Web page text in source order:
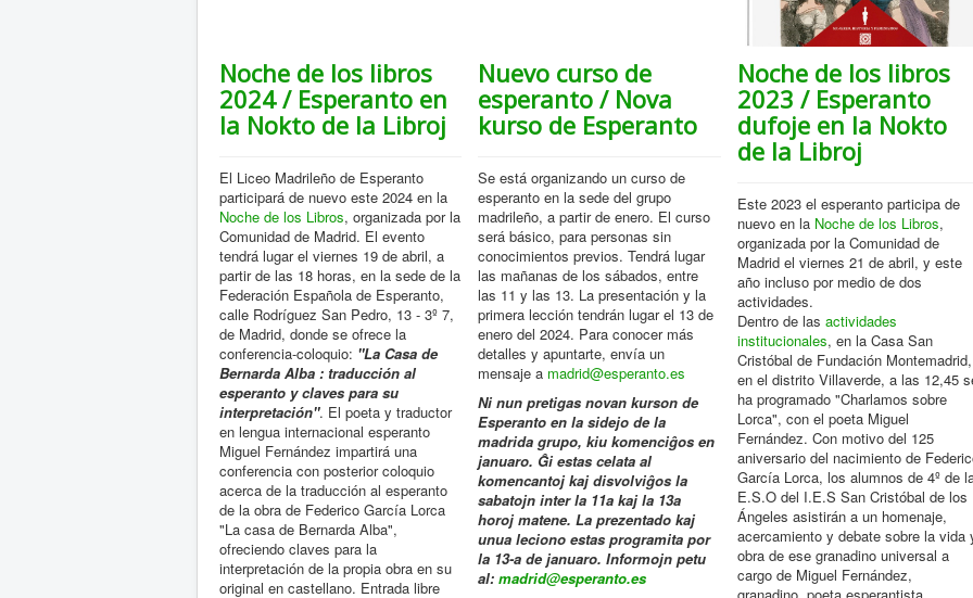
Noche de los libros
2024 / Esperanto en
la Nokto de la Libroj
El Liceo Madrileño de Esperanto
participará de nuevo este 2024 en la
Noche de los Libros, organizada por la
Comunidad de Madrid. El evento
tendrá lugar el viernes 19 de abril, a
partir de las 18 horas, en la sede de la
Federación Española de Esperanto,
calle Rodríguez San Pedro, 13 - 3º 7,
de Madrid, donde se ofrece la
conferencia-coloquio: "La Casa de
Bernarda Alba : traducción al
esperanto y claves para su
interpretación". El poeta y traductor
en lengua internacional esperanto
Miguel Fernández impartirá una
conferencia con posterior coloquio
acerca de la traducción al esperanto
de la obra de Federico García Lorca
"La casa de Bernarda Alba",
ofreciendo claves para la
interpretación de la propia obra en su
original en castellano. Entrada libre
Nuevo curso de
esperanto / Nova
kurso de Esperanto
Se está organizando un curso de
esperanto en la sede del grupo
madrileño, a partir de enero. El curso
será básico, para personas sin
conocimientos previos. Tendrá lugar
las mañanas de los sábados, entre
las 11 y las 13. La presentación y la
primera lección tendrán lugar el 13 de
enero del 2024. Para conocer más
detalles y apuntarte, envía un
mensaje a madrid@esperanto.es
Ni nun pretigas novan kurson de
Esperanto en la sidejo de la
madrida grupo, kiu komenciĝos en
januaro. Ĝi estas celata al
komencantoj kaj disvolviĝos la
sabatojn inter la 11a kaj la 13a
horoj matene. La prezentado kaj
unua leciono estas programita por
la 13-a de januaro. Informojn petu
al:madrid@esperanto.es
Noche de los libros
2023 / Esperanto
dufoje en la Nokto
de la Libroj
Este 2023 el esperanto participa de
nuevo en la Noche de los Libros,
organizada por la Comunidad de
Madrid el viernes 21 de abril, y este
año incluso por medio de dos
actividades.
Dentro de las actividades
institucionales, en la Casa San
Cristóbal de Fundación Montemadrid,
en el distrito Villaverde, a las 12,45
ha programado "Charlamos sobre
Lorca", con el poeta Miguel
Fernández. Con motivo del 125
aniversario del nacimiento de
García Lorca, los alumnos de 4º de
E.S.O del I.E.S San Cristóbal de los
Ángeles asistirán a un homenaje,
acercamiento y debate sobre la vida
obra de ese granadino universal a
cargo de Miguel Fernández,